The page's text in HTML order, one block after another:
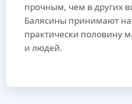
прочным, чем в других
Балясины принимают на
практически половину
и людей.